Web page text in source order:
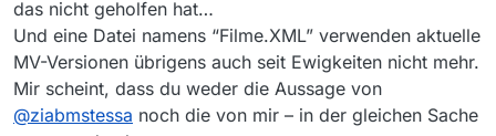
Screenshots alles erklärt.
das nicht geholfen hat…
Und eine Datei namens “Filme.XML” verwenden aktuelle
MV-Versionen übrigens auch seit Ewigkeiten nicht mehr.
Mir scheint, dass du weder die Aussage von
@ziabmstessa noch die von mir – in der gleichen Sache